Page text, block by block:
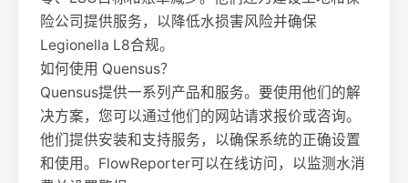
险公司提供服务，以降低水损害风险并确保
Legionella L8合规。
如何使用 Quensus？
Quensus提供一系列产品和服务。要使用他们的解
决方案，您可以通过他们的网站请求报价或咨询。
他们提供安装和支持服务，以确保系统的正确设置
和使用。FlowReporter可以在线访问，以监测水消